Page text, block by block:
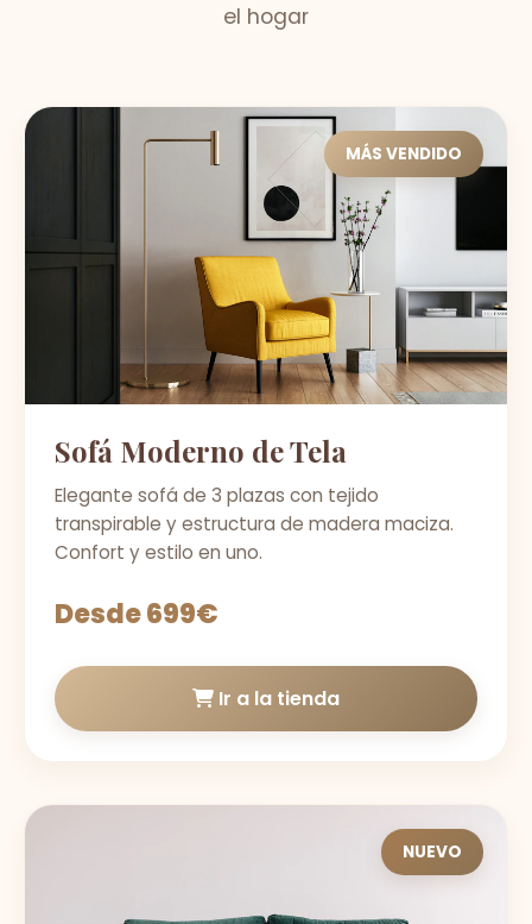
el hogar
MÁS VENDIDO
Sofá Moderno de Tela
Elegante sofá de 3 plazas con tejido
transpirable y estructura de madera maciza.
Confort y estilo en uno.
Desde 699€
Ir a la tienda
NUEVO